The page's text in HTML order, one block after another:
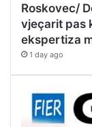
Roskovec/
vjeçarit pas
ekspertiza
1 day ago